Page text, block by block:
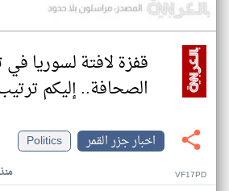
قفزة لافتة لسوريا
الصحافة.. إليكم
اخبار جزر القمر
Politics
منذ ٣ VF17PD